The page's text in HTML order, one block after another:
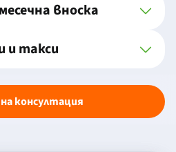
вноска
и такси
консултация